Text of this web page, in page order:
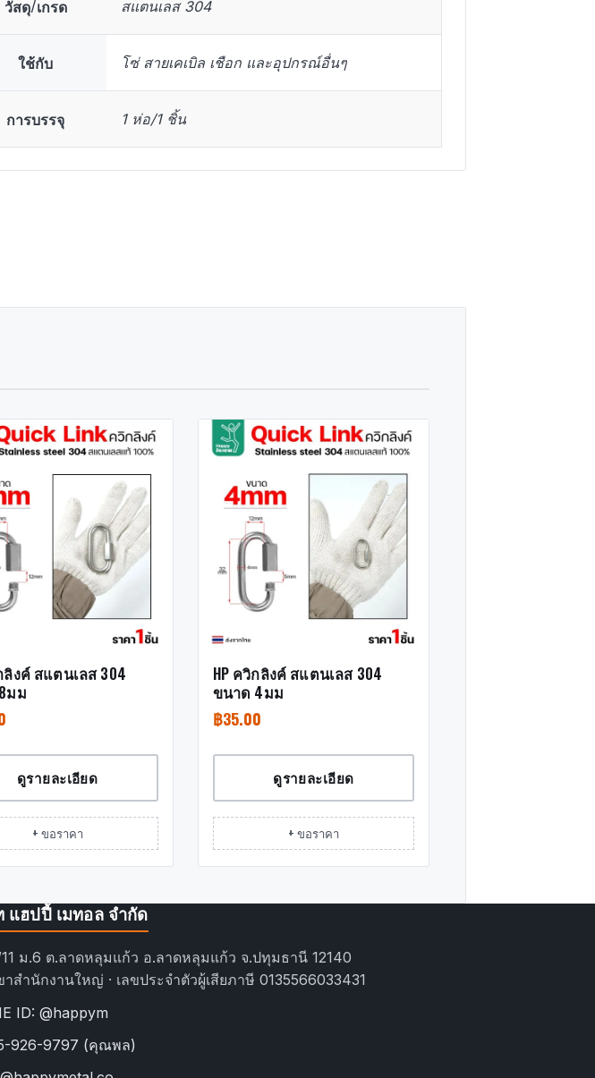
วัสดุ/เกรด สแตนเลส 304
ใช้กับ โซ่ สายเคเบิล เชือก และอุปกรณ์อื่นๆ
การบรรจุ 1 ห่อ/1 ชิ้น
ลิงค์ สแตนเลส 304
มม
ดูรายละเอียด
+ ขอราคา
HP ควิกลิงค์ สแตนเลส 304
ขนาด 4มม
฿35.00
ดูรายละเอียด
+ ขอราคา
แฮปปี้ เมทอล จำกัด
ม.6 ต.ลาดหลุมแก้ว อ.ลาดหลุมแก้ว จ.ปทุมธานี 12140
าสำนักงานใหญ่ · เลขประจำตัวผู้เสียภาษี 0135566033431
ID: @happym
926-9797 (คุณพล)